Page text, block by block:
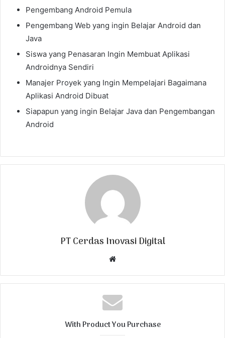
Pengembang Android Pemula
Pengembang Web yang ingin Belajar Android dan
Java
Siswa yang Penasaran Ingin Membuat Aplikasi
Androidnya Sendiri
Manajer Proyek yang Ingin Mempelajari Bagaimana
Aplikasi Android Dibuat
Siapapun yang ingin Belajar Java dan Pengembangan
Android
PT Cerdas Inovasi Digital
b
s
i
With Product You Purchase